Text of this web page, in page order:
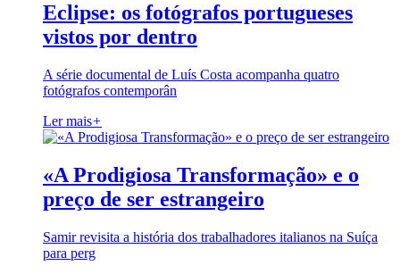
Eclipse: os fotógrafos portugueses
vistos por dentro
A série documental de Luís Costa acompanha quatro
fotógrafos contemporân
Ler mais+
«A Prodigiosa Transformação» e o
preço de ser estrangeiro
Samir revisita a história dos trabalhadores italianos na Suíça
para perg